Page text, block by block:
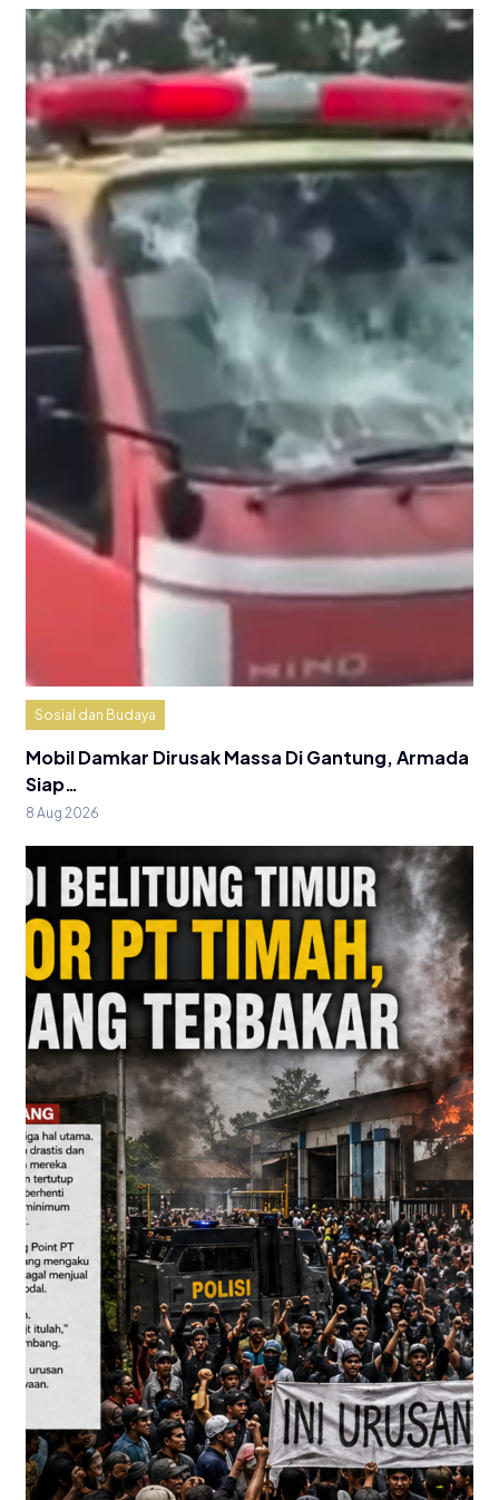
Sosial dan Budaya
Mobil Damkar Dirusak Massa Di Gantung, Armada
Siap…
8 Aug 2026